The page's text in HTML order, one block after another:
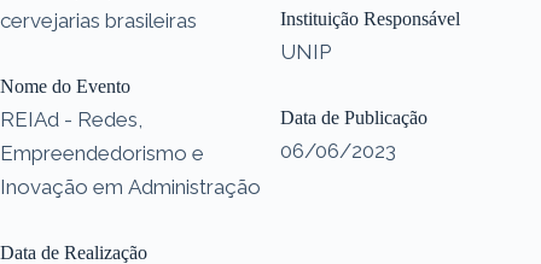
cervejarias brasileiras
Nome do Evento
REIAd - Redes,
Empreendedorismo e
Inovação em Administração
Data de Realização
Instituição Responsável
UNIP
Data de Publicação
06/06/2023